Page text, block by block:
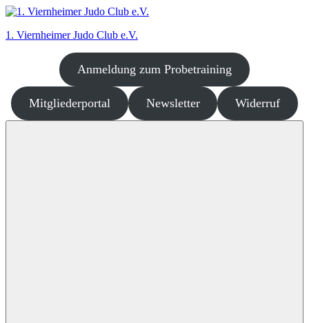
Zum
springen
1. Viernheimer Judo Club e.V.
dort
wo
es
Anmeldung zum Probetraining
Mitgliederportal Newsletter Widerruf